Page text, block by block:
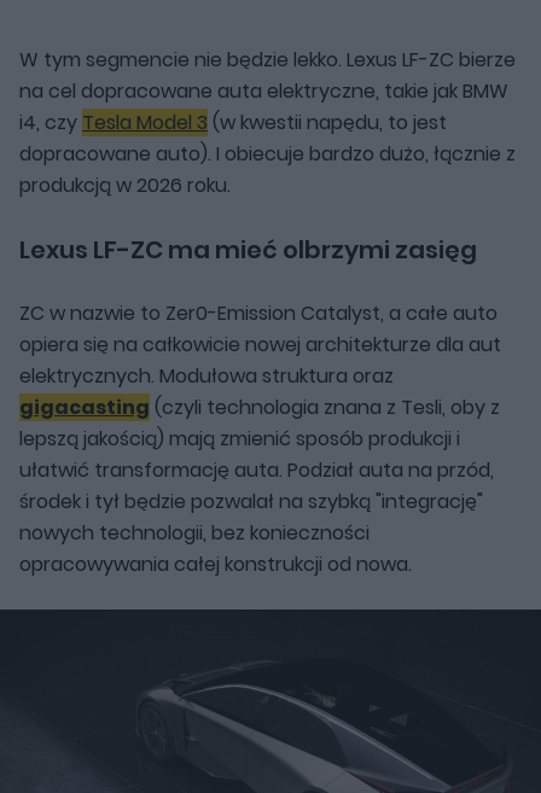
W tym segmencie nie będzie lekko. Lexus LF-ZC bierze
na cel dopracowane auta elektryczne, takie jak BMW
i4, czy Tesla Model 3 (w kwestii napędu, to jest
dopracowane auto). I obiecuje bardzo dużo, łącznie z
produkcją w 2026 roku.
Lexus LF-ZC ma mieć olbrzymi zasięg
ZC w nazwie to Zer0-Emission Catalyst, a całe auto
opiera się na całkowicie nowej architekturze dla aut
elektrycznych. Modułowa struktura oraz
gigacasting (czyli technologia znana z Tesli, oby z
lepszą jakością) mają zmienić sposób produkcji i
ułatwić transformację auta. Podział auta na przód,
środek i tył będzie pozwalał na szybką "integrację"
nowych technologii, bez konieczności
opracowywania całej konstrukcji od nowa.